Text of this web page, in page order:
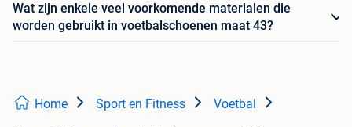
Wat zijn enkele veel voorkomende materialen die
worden gebruikt in voetbalschoenen maat 43?
Home Sport en Fitness Voetbal